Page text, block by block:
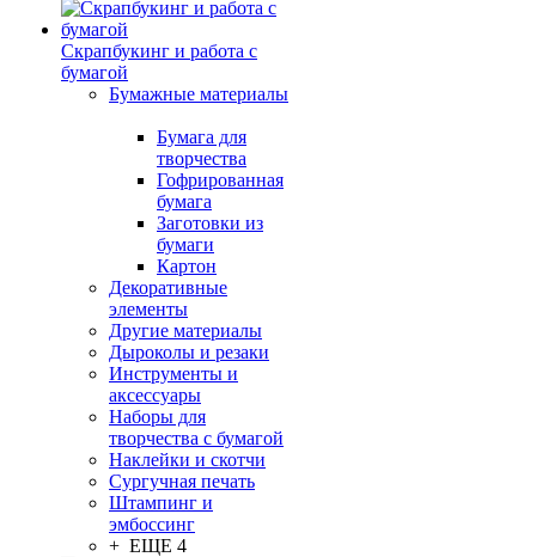
Скрапбукинг и работа с
бумагой
Бумажные материалы
Бумага для
творчества
Гофрированная
бумага
Заготовки из
бумаги
Картон
Декоративные
элементы
Другие материалы
Дыроколы и резаки
Инструменты и
аксессуары
Наборы для
творчества с бумагой
Наклейки и скотчи
Сургучная печать
Штампинг и
эмбоссинг
+ ЕЩЕ 4